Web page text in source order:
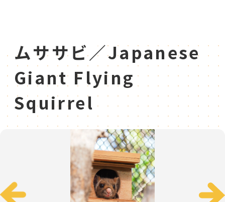
ムササビ／Japanese
Giant Flying
Squirrel